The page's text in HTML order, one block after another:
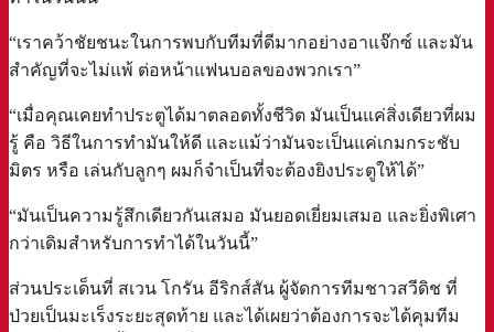
“เราคว้าชัยชนะในการพบกับทีมที่ดีมากอย่างอาแจ๊กซ์ และมัน
สำคัญที่จะไม่แพ้ ต่อหน้าแฟนบอลของพวกเรา”
“เมื่อคุณเคยทำประตูได้มาตลอดทั้งชีวิต มันเป็นแค่สิ่งเดียวที่ผม
รู้ คือ วิธีในการทำมันให้ดี และแม้ว่ามันจะเป็นแค่เกมกระชับ
มิตร หรือ เล่นกับลูกๆ ผมก็จำเป็นที่จะต้องยิงประตูให้ได้”
“มันเป็นความรู้สึกเดียวกันเสมอ มันยอดเยี่ยมเสมอ และยิ่งพิเศา
กว่าเดิมสำหรับการทำได้ในวันนี้”
ส่วนประเด็นที่ สเวน โกรัน อีริกส์สัน ผู้จัดการทีมชาวสวีดิช ที่
ป่วยเป็นมะเร็งระยะสุดท้าย และได้เผยว่าต้องการจะได้คุมทีม